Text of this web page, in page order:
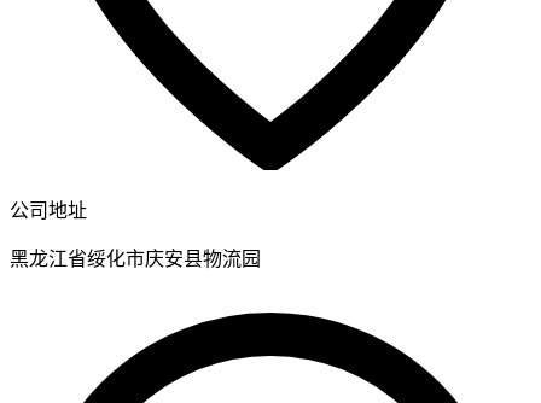
公司地址
黑龙江省绥化市庆安县物流园